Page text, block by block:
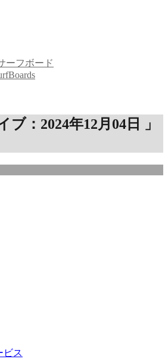
ーフボード
ブ：2024年12月04日 」
ビス